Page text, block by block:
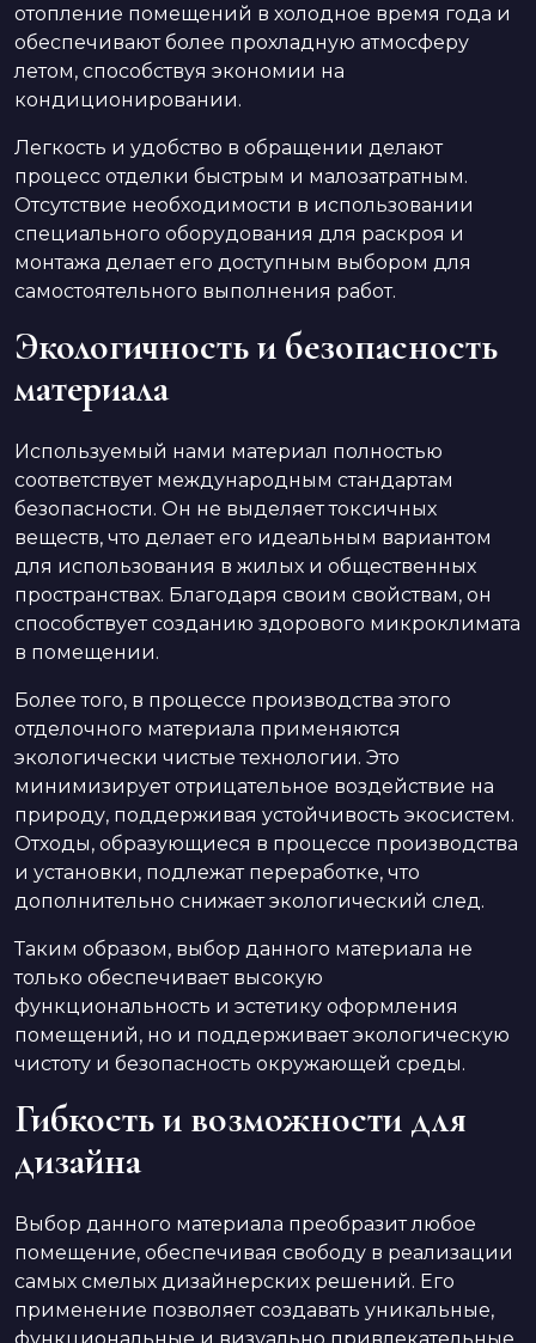
отопление помещений в холодное время года и
обеспечивают более прохладную атмосферу
летом, способствуя экономии на
кондиционировании.
Легкость и удобство в обращении делают
процесс отделки быстрым и малозатратным.
Отсутствие необходимости в использовании
специального оборудования для раскроя и
монтажа делает его доступным выбором для
самостоятельного выполнения работ.
Экологичность и безопасность
материала
Используемый нами материал полностью
соответствует международным стандартам
безопасности. Он не выделяет токсичных
веществ, что делает его идеальным вариантом
для использования в жилых и общественных
пространствах. Благодаря своим свойствам, он
способствует созданию здорового микроклимата
в помещении.
Более того, в процессе производства этого
отделочного материала применяются
экологически чистые технологии. Это
минимизирует отрицательное воздействие на
природу, поддерживая устойчивость экосистем.
Отходы, образующиеся в процессе производства
и установки, подлежат переработке, что
дополнительно снижает экологический след.
Таким образом, выбор данного материала не
только обеспечивает высокую
функциональность и эстетику оформления
помещений, но и поддерживает экологическую
чистоту и безопасность окружающей среды.
Гибкость и возможности для
дизайна
Выбор данного материала преобразит любое
помещение, обеспечивая свободу в реализации
самых смелых дизайнерских решений. Его
применение позволяет создавать уникальные,